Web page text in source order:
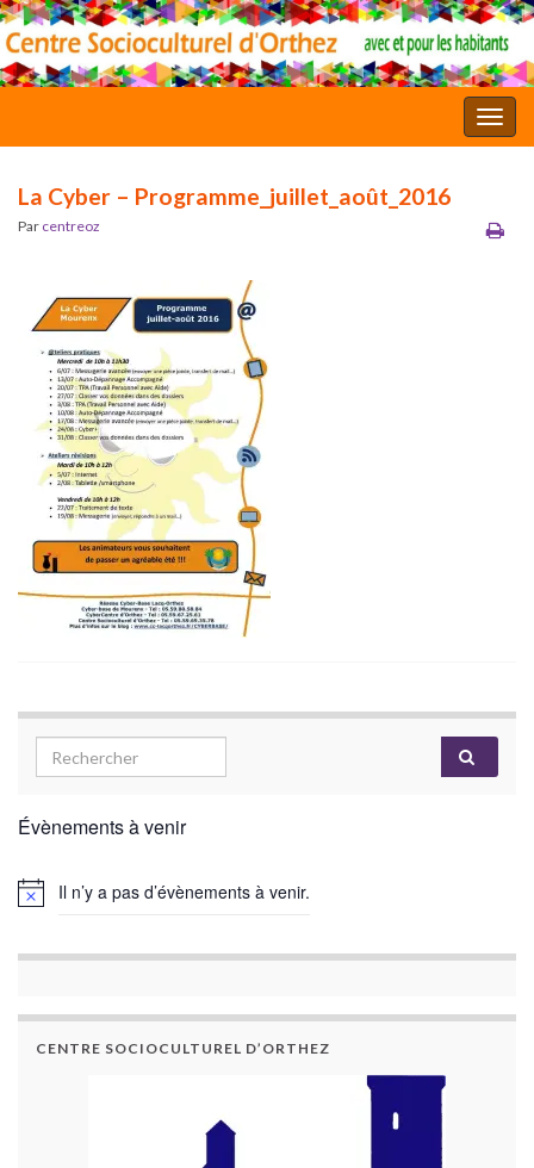
La Cyber – Programme_juillet_août_2016
Par centreoz
Évènements à venir
Il n’y a pas d’évènements à venir.
CENTRE SOCIOCULTUREL D’ORTHEZ